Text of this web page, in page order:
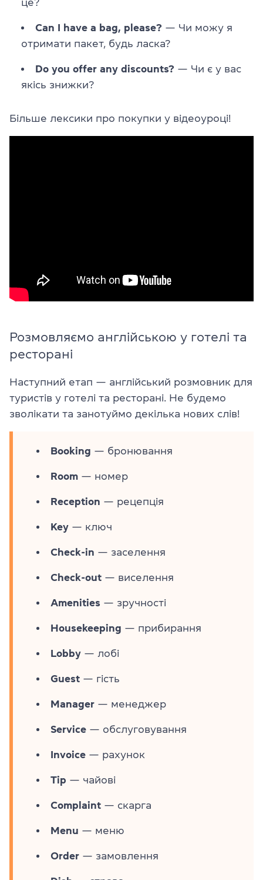
це?
Can I have a bag, please? — Чи можу я
отримати пакет, будь ласка?
Do you offer any discounts? — Чи є у вас
якісь знижки?
Більше лексики про покупки у відеоуроці!
Розмовляємо англійською у готелі та
ресторані
Наступний етап — англійський розмовник для
туристів у готелі та ресторані. Не будемо
зволікати та занотуймо декілька нових слів!
Booking — бронювання
Room — номер
Reception — рецепція
Key — ключ
Check-in — заселення
Check-out — виселення
Amenities — зручності
Housekeeping — прибирання
Lobby — лобі
Guest — гість
Manager — менеджер
Service — обслуговування
Invoice — рахунок
Tip — чайові
Complaint — скарга
Menu — меню
Order — замовлення